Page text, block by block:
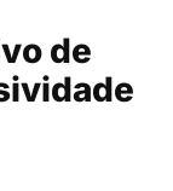
de